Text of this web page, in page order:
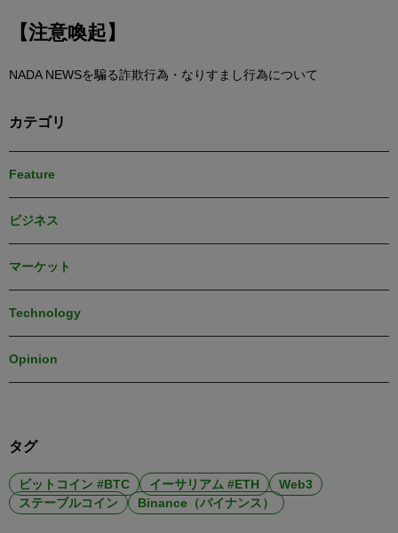
【注意喚起】
NADA NEWSを騙る詐欺行為・なりすまし行為について
カテゴリ
Feature
ビジネス
マーケット
Technology
Opinion
タグ
ビットコイン #BTC イーサリアム #ETH
Web3
ステーブルコイン
Binance（バイナンス）